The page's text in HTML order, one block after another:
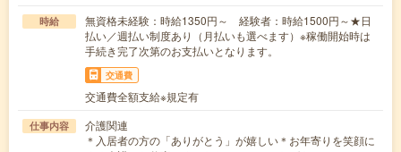
時給
無資格未経験：時給1350円～ 経験者：時給1500円～★日
払い／週払い制度あり（月払いも選べます）※稼働開始時は
手続き完了次第のお支払いとなります。
交通費
交通費全額支給※規定有
仕事内容
介護関連
＊入居者の方の「ありがとう」が嬉しい＊お年寄りを笑顔に